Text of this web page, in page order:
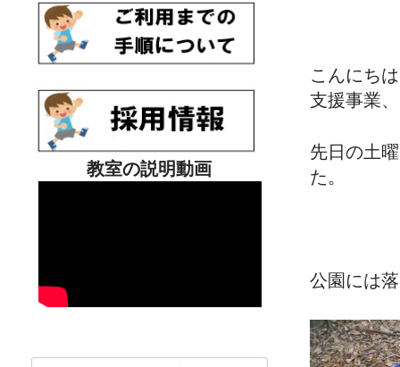
こんにち
支援事業
先日の土
た。
公園には
教室の説明動画